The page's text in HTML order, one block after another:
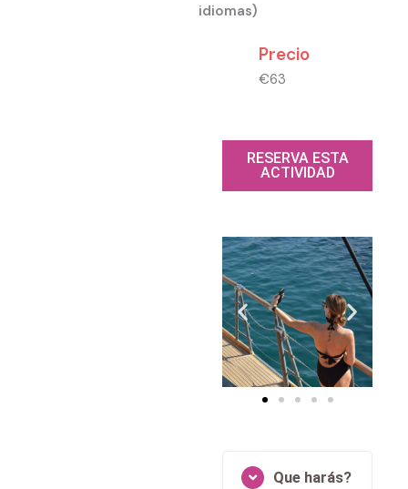
idiomas)
Precio
€63
RESERVA ESTA
ACTIVIDAD
Que harás?